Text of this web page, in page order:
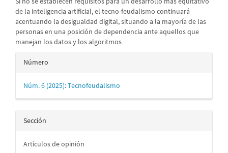
de la inteligencia artificial, el tecno-feudalismo continuará
acentuando la desigualdad digital, situando a la mayoría de las
personas en una posición de dependencia ante aquellos que
manejan los datos y los algoritmos
Detalles
artículo
Número
Núm. 6 (2025): Tecnofeudalismo
Sección
Artículos de opinión